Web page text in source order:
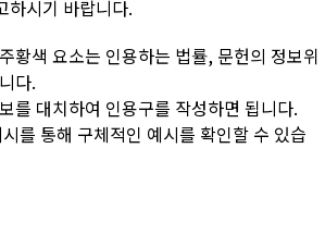
하시기 바랍니다.
황색 요소는 인용하는 법률, 문헌의 정보위
다.
를 대치하여 인용구를 작성하면 됩니다.
를 통해 구체적인 예시를 확인할 수 있습